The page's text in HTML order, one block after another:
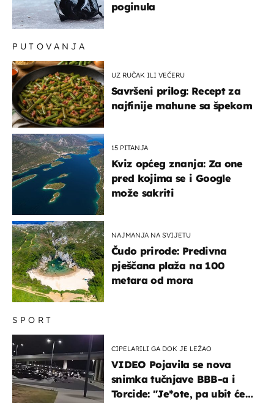
poginula
SPORT
CIPELARILI GA DOK JE LEŽAO
VIDEO Pojavila se nova
snimka tučnjave BBB-a i
Torcide: "Je*ote, pa ubit će
PUTOVANJA
UZ RUČAK ILI VEČERU
Savršeni prilog: Recept za
najfinije mahune sa špekom
15 PITANJA
Kviz općeg znanja: Za one
pred kojima se i Google
može sakriti
NAJMANJA NA SVIJETU
Čudo prirode: Predivna
pješčana plaža na 100
metara od mora